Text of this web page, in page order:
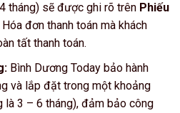
tháng) sẽ được ghi rõ trên Phiếu
đơn thanh toán mà khách
tất thanh toán.
Bình Dương Today bảo hành
và lắp đặt trong một khoảng
là 3 – 6 tháng), đảm bảo công